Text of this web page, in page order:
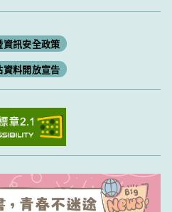
資訊安全政策
資料開放宣告